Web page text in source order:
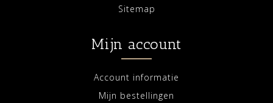
Sitemap
Mijn account
Account informatie
Mijn bestellingen